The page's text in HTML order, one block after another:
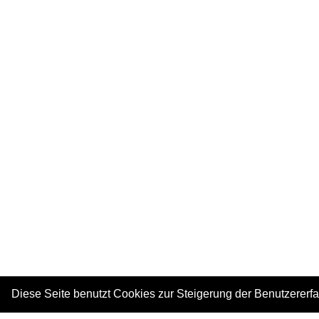
Diese Seite benutzt Cookies zur Steigerung der